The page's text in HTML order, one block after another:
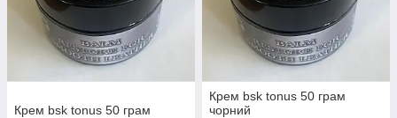
Крем bsk tonus 50 грам
Крем bsk tonus 50 грам
чорний